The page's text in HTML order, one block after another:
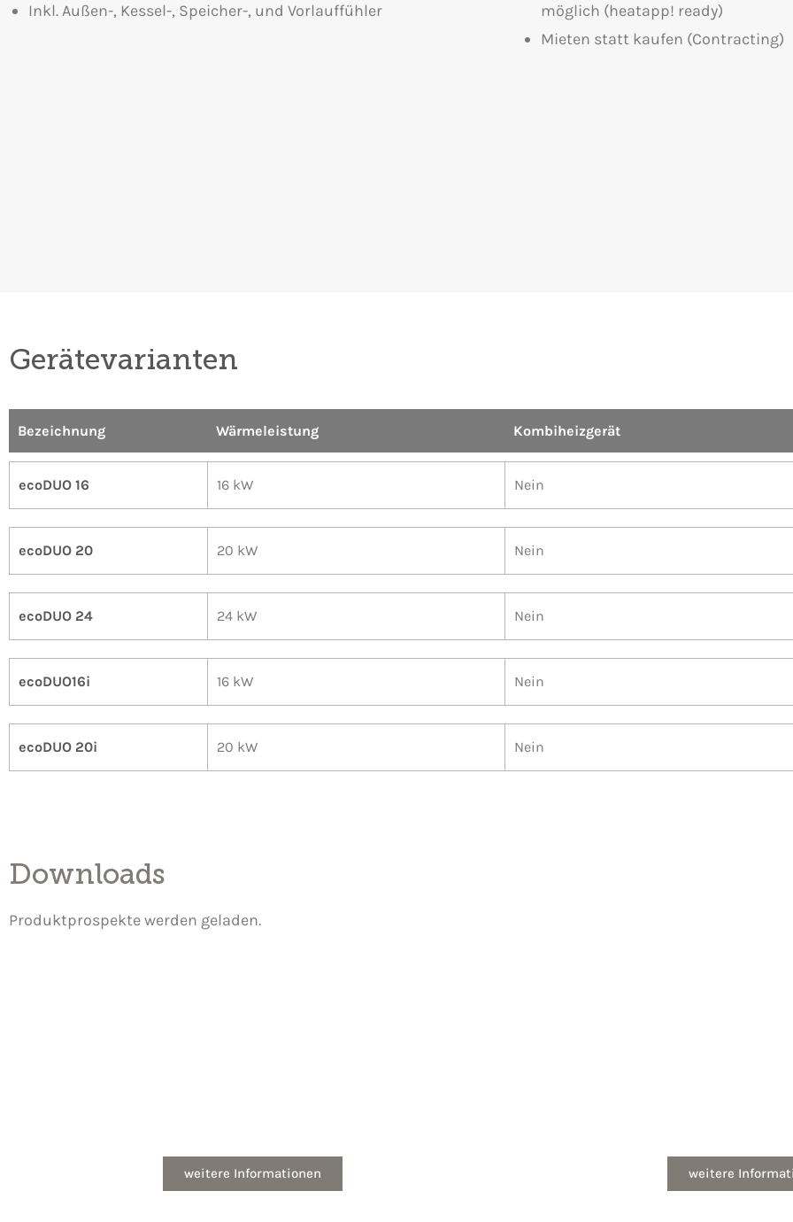
Inkl. Außen-, Kessel-, Speicher-, und Vorlauffühler
möglich (heatapp! ready)
Mieten statt kaufen (Contracting)
Gerätevarianten
Bezeichnung​ Wärmeleistung Kombiheizgerät
ecoDUO 16 16 kW Nein
ecoDUO 20 20 kW Nein
ecoDUO 24 24 kW Nein
ecoDUO16i 16 kW Nein
ecoDUO 20i 20 kW Nein
Downloads
Produktprospekte werden geladen.
weitere Informationen weitere